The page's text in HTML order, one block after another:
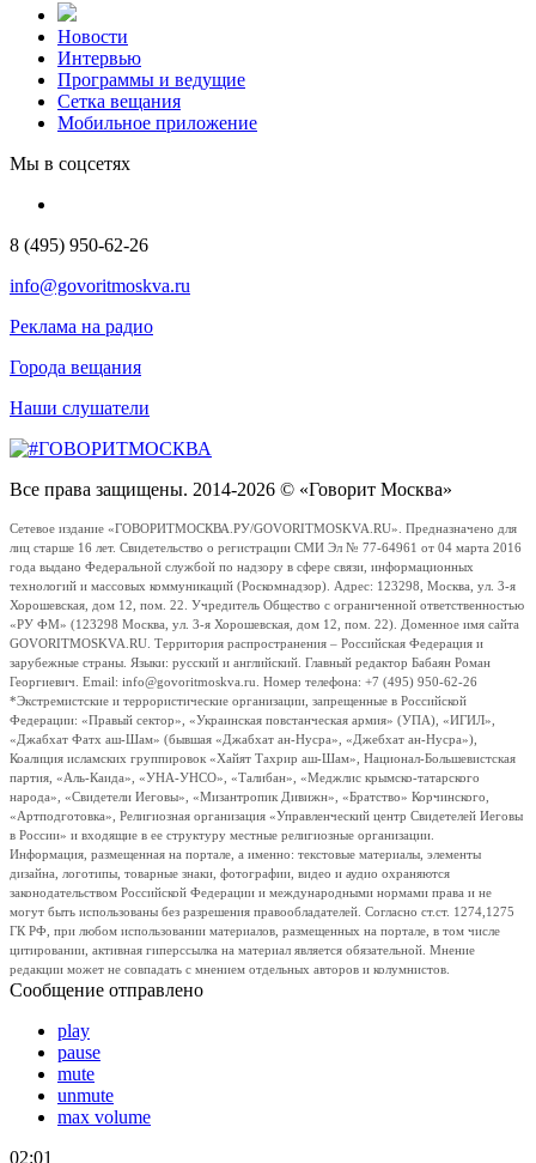
Новости
Интервью
Программы и ведущие
Сетка вещания
Мобильное приложение
Мы в соцсетях
8 (495) 950-62-26
info@govoritmoskva.ru
Реклама на радио
Города вещания
Наши слушатели
Все права защищены. 2014-2026 © «Говорит Москва»
Сетевое издание «ГОВОРИТМОСКВА.РУ/GOVORITMOSKVA.RU». Предназначено для
лиц старше 16 лет. Свидетельство о регистрации СМИ Эл № 77-64961 от 04 марта 2016
года выдано Федеральной службой по надзору в сфере связи, информационных
технологий и массовых коммуникаций (Роскомнадзор). Адрес: 123298, Москва, ул. 3-я
Хорошевская, дом 12, пом. 22. Учредитель Общество с ограниченной ответственностью
«РУ ФМ» (123298 Москва, ул. 3-я Хорошевская, дом 12, пом. 22). Доменное имя сайта
GOVORITMOSKVA.RU. Территория распространения – Российская Федерация и
зарубежные страны. Языки: русский и английский. Главный редактор Бабаян Роман
Георгиевич. Email: info@govoritmoskva.ru. Номер телефона: +7 (495) 950-62-26
*Экстремистские и террористические организации, запрещенные в Российской
Федерации: «Правый сектор», «Украинская повстанческая армия» (УПА), «ИГИЛ»,
«Джабхат Фатх аш-Шам» (бывшая «Джабхат ан-Нусра», «Джебхат ан-Нусра»),
Коалиция исламских группировок «Хайят Тахрир аш-Шам», Национал-Большевистская
партия, «Аль-Каида», «УНА-УНСО», «Талибан», «Меджлис крымско-татарского
народа», «Свидетели Иеговы», «Мизантропик Дивижн», «Братство» Корчинского,
«Артподготовка», Религиозная организация «Управленческий центр Свидетелей Иеговы
в России» и входящие в ее структуру местные религиозные организации.
Информация, размещенная на портале, а именно: текстовые материалы, элементы
дизайна, логотипы, товарные знаки, фотографии, видео и аудио охраняются
законодательством Российской Федерации и международными нормами права и не
могут быть использованы без разрешения правообладателей. Согласно ст.ст. 1274,1275
ГК РФ, при любом использовании материалов, размещенных на портале, в том числе
цитировании, активная гиперссылка на материал является обязательной. Мнение
редакции может не совпадать с мнением отдельных авторов и колумнистов.
Сообщение отправлено
play
pause
mute
unmute
max volume
02:01